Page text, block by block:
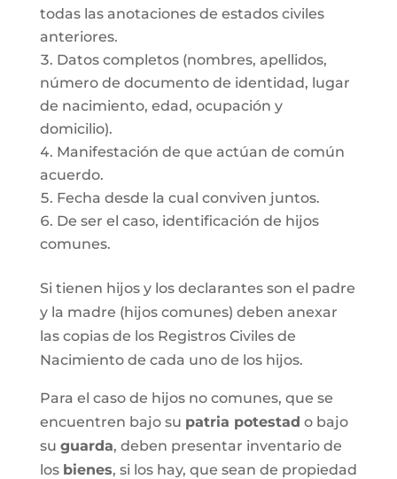
todas las anotaciones de estados civiles
anteriores.
Datos completos (nombres, apellidos,
número de documento de identidad, lugar
de nacimiento, edad, ocupación y
domicilio).
Manifestación de que actúan de común
acuerdo.
Fecha desde la cual conviven juntos.
De ser el caso, identificación de hijos
comunes.
Si tienen hijos y los declarantes son el padre
y la madre (hijos comunes) deben anexar
las copias de los Registros Civiles de
Nacimiento de cada uno de los hijos.
Para el caso de hijos no comunes, que se
encuentren bajo su patria potestad o bajo
su guarda, deben presentar inventario de
los bienes, si los hay, que sean de propiedad